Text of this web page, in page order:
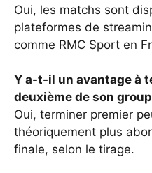
Oui, les matchs sont
plateformes de
comme RMC Sport en
Y a-t-il un avantage à
deuxième de son
Oui, terminer premier
théoriquement plus
finale, selon le tirage.